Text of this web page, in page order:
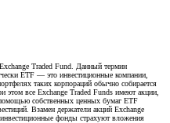
Traded Fund. Данный термин
ETF — это инвестиционные компании,
таких корпораций обычно собирается
все Exchange Traded Funds имеют акции,
собственных ценных бумаг ETF
Взамен держатели акций Exchange
фонды страхуют вложения